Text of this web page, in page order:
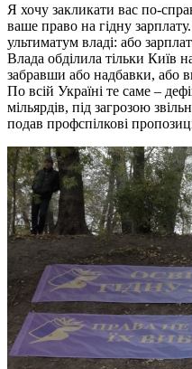
Я хочу закликати вас по-
ваше право на гідну
ультиматум владі: або
Влада обділила тільки Київ
забравши або надбавки, або
По всій Україні те саме –
мільярдів, під загрозою
подав профспілкові